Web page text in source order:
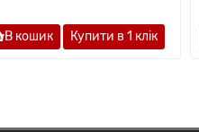
В кошик Купити в 1 клiк